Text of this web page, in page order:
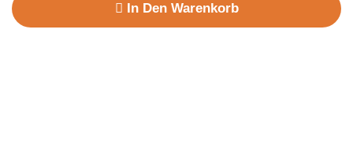
In Den Warenkorb